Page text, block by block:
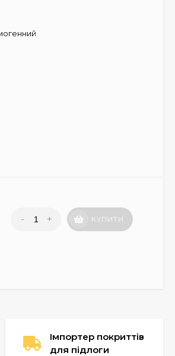
- + КУПИТИ
Імпортер покриттів
для підлоги